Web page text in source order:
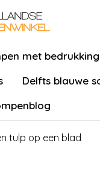
met bedrukking
Delfts blauwe
tulp op een blad